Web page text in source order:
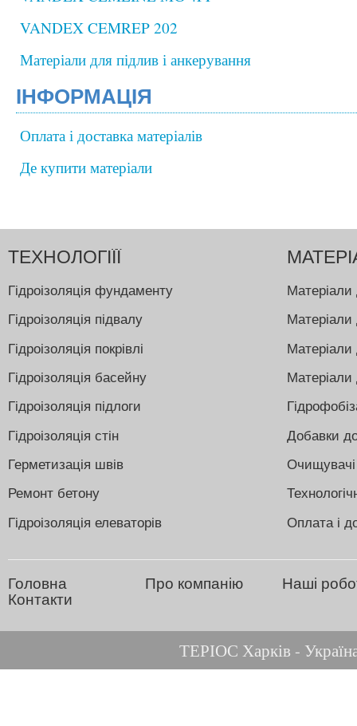
VANDEX CEMREP 202
Матеріали для підлив і анкерування
ІНФОРМАЦІЯ
Оплата і доставка матеріалів
Де купити матеріали
ТЕХНОЛОГІЇЇ
Гідроізоляція фундаменту
Гідроізоляція підвалу
Гідроізоляція покрівлі
Гідроізоляція басейну
Гідроізоляція підлоги
Гідроізоляція стін
Герметизація швів
Ремонт бетону
Гідроізоляція елеваторів
Матеріали
Матеріали
Матеріали
Добавки
Оплата і
Головна Про компанію
Наші
Контакти
ТЕРІОС Харків -